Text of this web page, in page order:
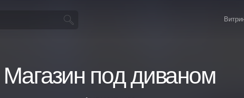
Магазин под диваном